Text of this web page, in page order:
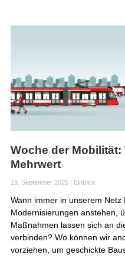
Woche der
Mehrwert
19. September 2025| Einblick
Wann immer in unserem
Modernisierungen anstehen,
Maßnahmen lassen sich an
verbinden? Wo können wir
vorziehen, um geschickte